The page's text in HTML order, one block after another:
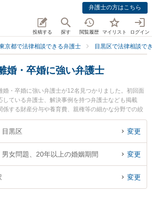
弁護士の方はこちら
投稿する 探す 閲覧履歴 マイリスト ログイン
京都で法律相談できる弁護士 目黒区で法律相談で
婚・卒婚に強い弁護士
婚・卒婚に強い弁護士が12名見つかりました。初回面
している弁護士、解決事例を持つ弁護士なども掲載
係する財産分与や養育費、親権等の細かな分野での絞
す。特に弁護士法人ポルト法律事務所の上原子 将巨弁
律事務所の松木 隆佳弁護士、目黒法律事務所の小林 嵩
卒婚のトラブル解決の実績豊富な近くの弁護士を検索
で熟年離婚・卒婚を法律相談できる目黒区内の弁護士
でお困りの相談者さんにおすすめです。
目黒区 変更
男女問題、20年以上の婚姻期間 変更
変更